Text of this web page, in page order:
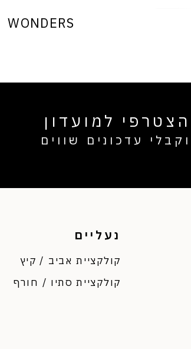
WONDERS
הצטרפי למועדון
וקבלי עדכונים שווים
נעליים
קולקציית אביב / קיץ
קולקציית סתיו / חורף